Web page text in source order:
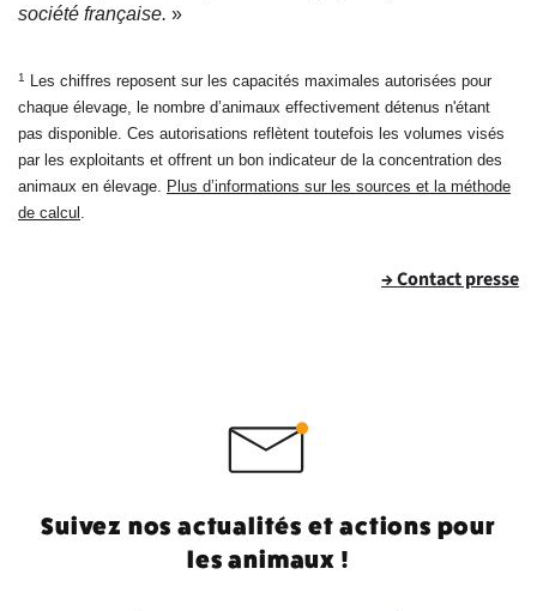
société française. »
1
Les chiffres reposent sur les capacités maximales autorisées pour
chaque élevage, le nombre d’animaux effectivement détenus n'étant
pas disponible. Ces autorisations reflètent toutefois les volumes visés
par les exploitants et offrent un bon indicateur de la concentration des
animaux en élevage. Plus d’informations sur les sources et la méthode
de calcul .
→ Contact presse
Suivez nos actualités et actions pour
les animaux !